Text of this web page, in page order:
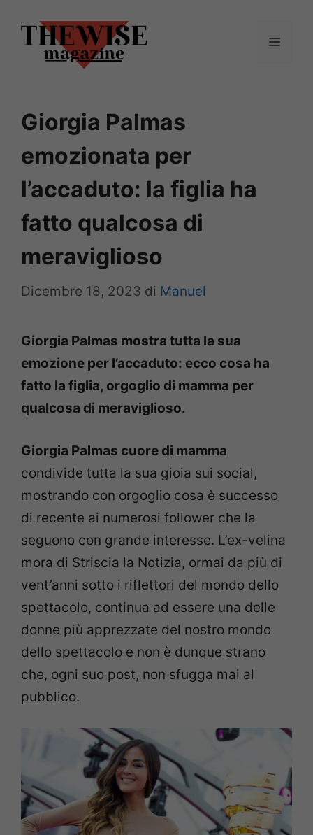
contenuto
Menu
Giorgia Palmas
emozionata per
l’accaduto: la figlia ha
fatto qualcosa di
meraviglioso
Dicembre 18, 2023 di Manuel
Giorgia Palmas mostra tutta la sua
emozione per l’accaduto: ecco cosa ha
fatto la figlia, orgoglio di mamma per
qualcosa di meraviglioso.
Giorgia Palmas cuore di mamma
condivide tutta la sua gioia sui social,
mostrando con orgoglio cosa è successo
di recente ai numerosi follower che la
seguono con grande interesse. L’ex-velina
mora di Striscia la Notizia, ormai da più di
vent’anni sotto i riflettori del mondo dello
spettacolo, continua ad essere una delle
donne più apprezzate del nostro mondo
dello spettacolo e non è dunque strano
che, ogni suo post, non sfugga mai al
pubblico.